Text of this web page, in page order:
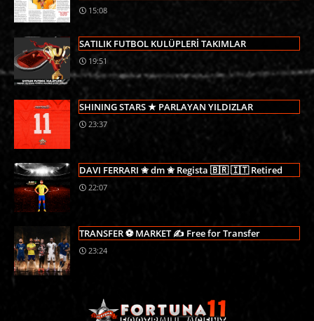
15:08
SATILIK FUTBOL KULÜPLERİ TAKIMLAR
19:51
SHINING STARS ★ PARLAYAN YILDIZLAR
23:37
DAVI FERRARI ✬ dm ✬ Regista 🇧🇷 🇮🇹 Retired
22:07
TRANSFER ⚽ MARKET ✍ Free for Transfer
23:24